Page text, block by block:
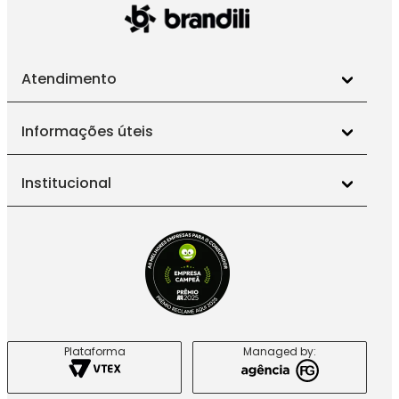
Explore as novidades e escolha roupas infantis feitas
com carinho, exclusividade e toda a qualidade que
Atendimento
Informações úteis
Institucional
Plataforma Managed by: